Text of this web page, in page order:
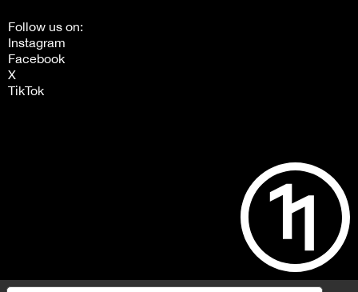
Follow us on:
Instagram
Facebook
X
TikTok